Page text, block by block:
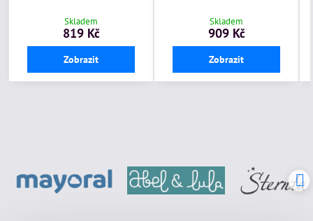
Skladem
819 Kč
Zobrazit
Skladem
909 Kč
Zobrazit